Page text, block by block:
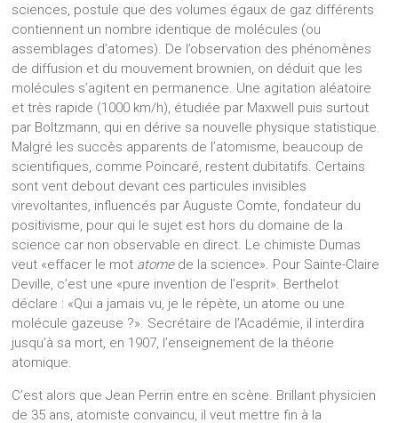
sciences, postule que des volumes égaux de gaz différents
contiennent un nombre identique de molécules (ou
assemblages d’atomes). De l’observation des phénomènes
de diffusion et du mouvement brownien, on déduit que les
molécules s’agitent en permanence. Une agitation aléatoire
et très rapide (1000 km/h), étudiée par Maxwell puis surtout
par Boltzmann, qui en dérive sa nouvelle physique statistique.
Malgré les succès apparents de l’atomisme, beaucoup de
scientifiques, comme Poincaré, restent dubitatifs. Certains
sont vent debout devant ces particules invisibles
virevoltantes, influencés par Auguste Comte, fondateur du
positivisme, pour qui le sujet est hors du domaine de la
science car non observable en direct. Le chimiste Dumas
veut «effacer le mot atomede la science». Pour Sainte-Claire
Deville, c’est une «pure invention de l’esprit». Berthelot
déclare : «Qui a jamais vu, je le répète, un atome ou une
molécule gazeuse ?». Secrétaire de l’Académie, il interdira
jusqu’à sa mort, en 1907, l’enseignement de la théorie
atomique.
C’est alors que Jean Perrin entre en scène. Brillant physicien
de 35 ans, atomiste convaincu, il veut mettre fin à la